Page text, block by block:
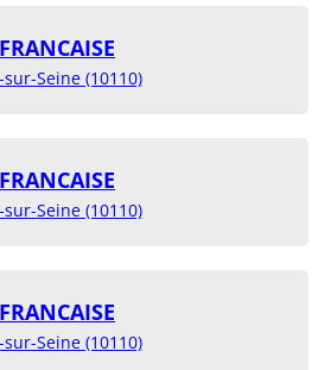
sur-Seine (10110)
sur-Seine (10110)
sur-Seine (10110)